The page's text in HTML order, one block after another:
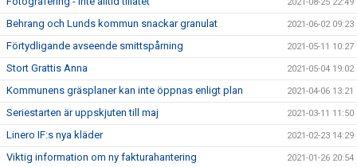
2021-08-25 22:49
Behrang och Lunds kommun snackar granulat 2021-06-02 09:23
Förtydligande avseende smittspårning 2021-05-11 10:27
Stort Grattis Anna 2021-05-04 19:02
Kommunens gräsplaner kan inte öppnas enligt plan 2021-04-06 13:21
Seriestarten är uppskjuten till maj 2021-03-11 11:50
Linero IF:s nya kläder 2021-02-23 14:29
Viktig information om ny fakturahantering 2021-01-26 20:54